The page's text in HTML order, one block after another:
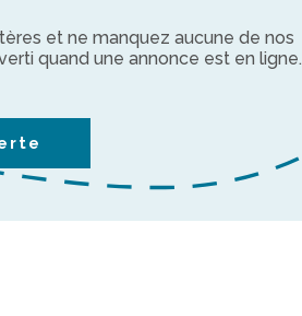
et ne manquez aucune de nos
quand une annonce est en ligne.